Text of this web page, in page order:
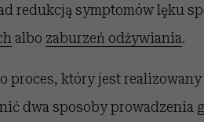
redukcją symptomów lęku
albo zaburzeń odżywiania.
proces, który jest
dwa sposoby prowadzenia